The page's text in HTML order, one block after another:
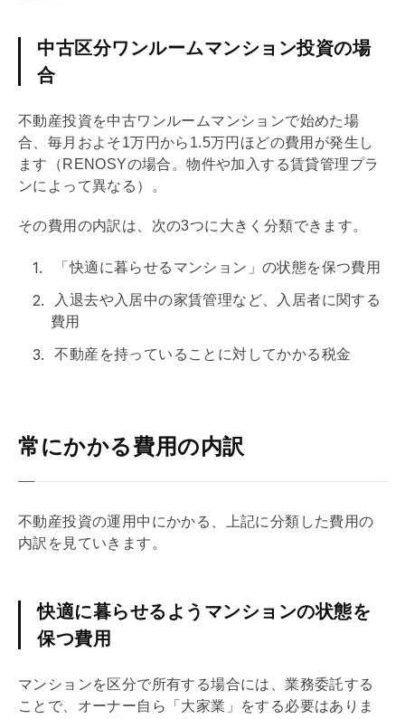
中古区分ワンルームマンション投資の場
合
不動産投資を中古ワンルームマンションで始めた場
合、毎月およそ1万円から1.5万円ほどの費用が発生し
ます（RENOSYの場合。物件や加入する賃貸管理プラ
ンによって異なる）。
その費用の内訳は、次の3つに大きく分類できます。
「快適に暮らせるマンション」の状態を保つ費用
入退去や入居中の家賃管理など、入居者に関する
費用
不動産を持っていることに対してかかる税金
常にかかる費用の内訳
不動産投資の運用中にかかる、上記に分類した費用の
内訳を見ていきます。
快適に暮らせるようマンションの状態を
保つ費用
マンションを区分で所有する場合には、業務委託する
ことで、オーナー自ら「大家業」をする必要はありま